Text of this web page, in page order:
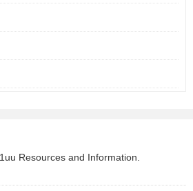
Resources and Information.